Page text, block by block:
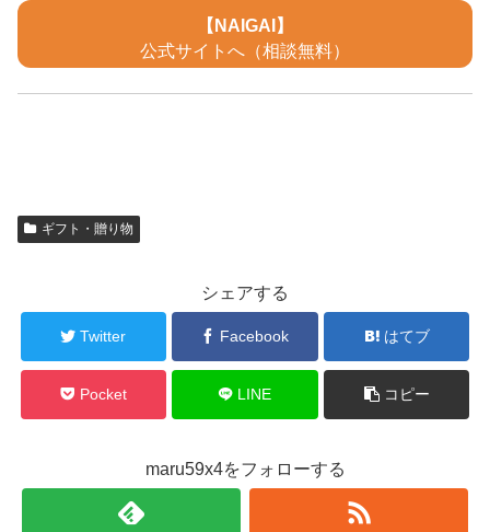
【NAIGAI】
公式サイトへ（相談無料）
ギフト・贈り物
シェアする
Twitter Facebook はてブ
Pocket LINE コピー
maru59x4をフォローする